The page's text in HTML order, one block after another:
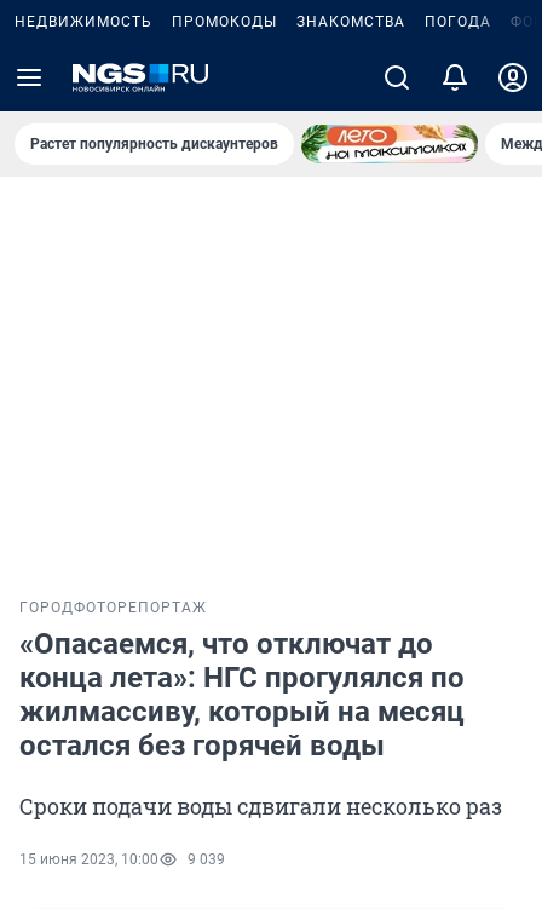
НЕДВИЖИМОСТЬ ПРОМОКОДЫ ЗНАКОМСТВА ПОГОДА
Растет популярность дискаунтеров
ГОРОДФОТОРЕПОРТАЖ
«Опасаемся, что отключат до
конца лета»: НГС прогулялся по
жилмассиву, который на месяц
остался без горячей воды
Сроки подачи воды сдвигали несколько раз
15 июня 2023, 10:00 9 039